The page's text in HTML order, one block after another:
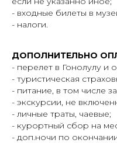
- входные билеты в
- налоги.
ДОПОЛНИТЕЛЬНО
- перелет в Гонолулу и
- туристическая
- питание, в том числе
- экскурсии, не
- личные траты, чаевые;
- курортный сбор на
- доп.ночи по